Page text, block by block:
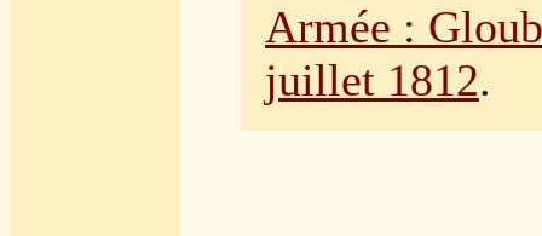
Armée :
juillet 1812.